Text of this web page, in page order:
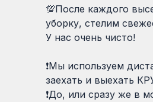
💯После каждого
уборку, стелим
У нас очень чисто!
❗Мы используем
заехать и выехать
❗До, или сразу же в